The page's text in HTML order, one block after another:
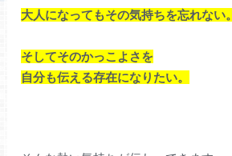
大人になってもその気持ちを忘れない。
そしてそのかっこよさを
自分も伝える存在になりたい。